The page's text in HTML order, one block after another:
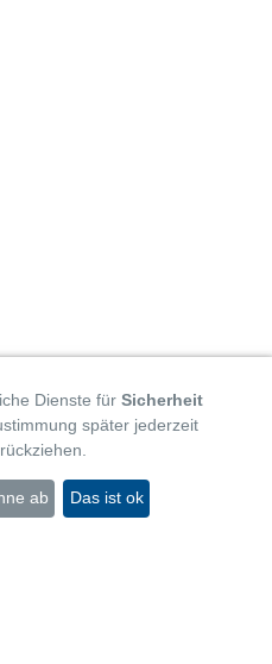
Dienste für Sicherheit
später jederzeit
ab Das ist ok